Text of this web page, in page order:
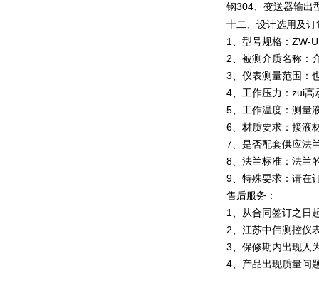
钢304、变送器输出
十二、设计选用及
1、型号规格：ZW-
2、被测介质名称：
3、仪表测量范围：
4、工作压力：zui
5、工作温度：测量
6、材质要求：接液
7、是否配套供应法
8、法兰标准：法兰
9、特殊要求：请在
售后服务：
1、从合同签订之日
2、江苏中伟测控仪
3、保修期内出现人
4、产品出现质量问